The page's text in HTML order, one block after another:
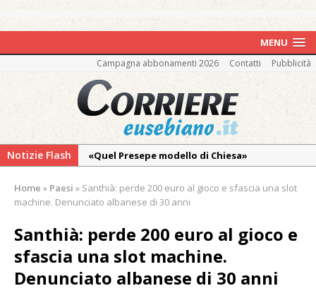
MENU
Campagna abbonamenti 2026 Contatti Pubblicità
Notizie Flash
«Quel Presepe modello di Chiesa»
Ringraziamento: convegno, messa e
Incendio sul Monte Barone: si estende il
fronte. Evacuato il rifugio e chiusi tutti i
sentieri
Home » Paesi » Santhià: perde 200 euro al gioco e sfascia una slot
machine. Denunciato albanese di 30 anni
Santhià: perde 200 euro al gioco e
sfascia una slot machine.
Denunciato albanese di 30 anni